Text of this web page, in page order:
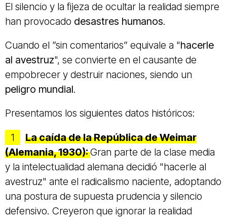
El silencio y la fijeza de ocultar la realidad siempre
han provocado desastres humanos.
Cuando el ”sin comentarios” equivale a "hacerle
al avestruz", se convierte en el causante de
empobrecer y destruir naciones, siendo un
peligro mundial.
Presentamos los siguientes datos históricos:
La caída de la República de Weimar
(Alemania, 1930):Gran parte de la clase media
y la intelectualidad alemana decidió "hacerle al
avestruz" ante el radicalismo naciente, adoptando
una postura de supuesta prudencia y silencio
defensivo. Creyeron que ignorar la realidad